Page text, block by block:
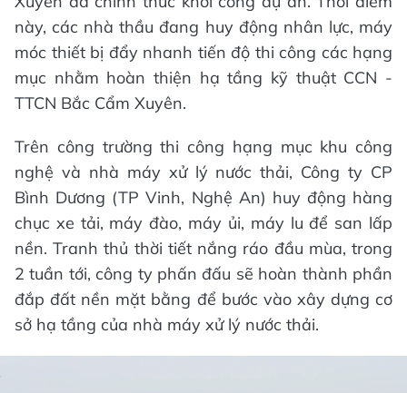
này, các nhà thầu đang huy động nhân lực, máy
móc thiết bị đẩy nhanh tiến độ thi công các hạng
mục nhằm hoàn thiện hạ tầng kỹ thuật CCN -
TTCN Bắc Cẩm Xuyên.
Trên công trường thi công hạng mục khu công
nghệ và nhà máy xử lý nước thải, Công ty CP
Bình Dương (TP Vinh, Nghệ An) huy động hàng
chục xe tải, máy đào, máy ủi, máy lu để san lấp
nền. Tranh thủ thời tiết nắng ráo đầu mùa, trong
2 tuần tới, công ty phấn đấu sẽ hoàn thành phần
đắp đất nền mặt bằng để bước vào xây dựng cơ
sở hạ tầng của nhà máy xử lý nước thải.